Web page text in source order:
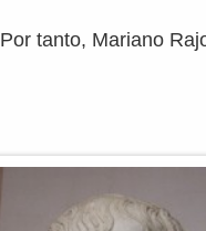
Por tanto, Mariano